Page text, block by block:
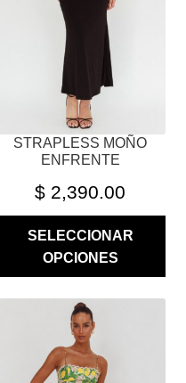
STRAPLESS MOÑO
ENFRENTE
$ 2,390.00
SELECCIONAR
OPCIONES
PRODUCTO
MÚLTIPLES